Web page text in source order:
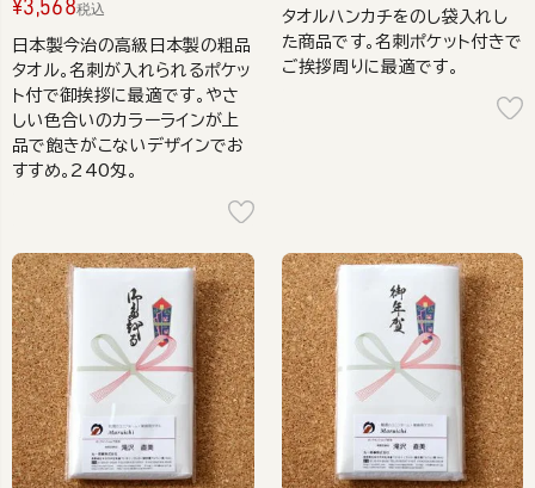
¥3,568税込
日本製今治の高級日本製の粗品
タオル。名刺が入れられるポケッ
ト付で御挨拶に最適です。やさ
しい色合いのカラーラインが上
品で飽きがこないデザインでお
すすめ。240匁。
タオルハンカチをのし袋入れし
た商品です。名刺ポケット付きで
ご挨拶周りに最適です。